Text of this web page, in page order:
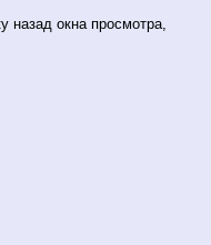
назад окна просмотра,